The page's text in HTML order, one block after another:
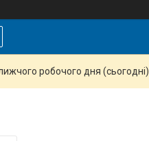
робочого дня (сьогодні).